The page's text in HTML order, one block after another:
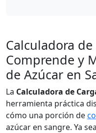
Calculadora
Comprende y
de Azúcar en
La Calculadora de
herramienta práctica
cómo una porción de
azúcar en sangre. Ya